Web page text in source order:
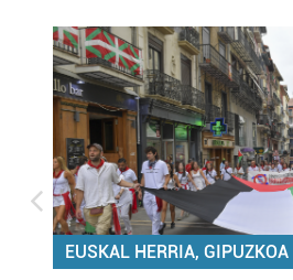
EUSKAL HERRIA, GIPUZKOA